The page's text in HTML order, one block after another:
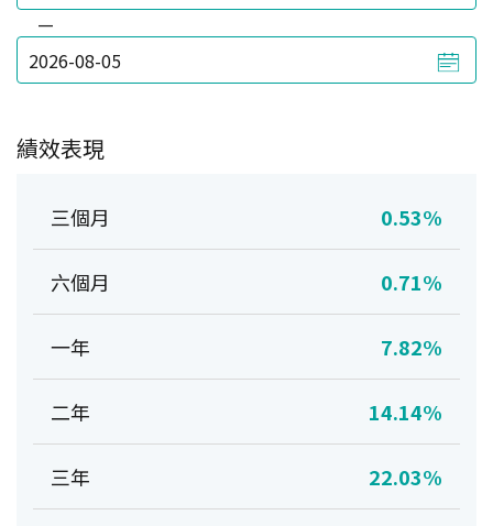
—
績效表現
三個月 0.53%
六個月 0.71%
一年 7.82%
二年 14.14%
三年 22.03%